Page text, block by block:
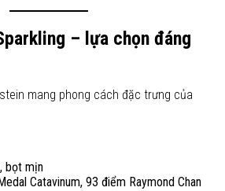
– lựa chọn đáng
mang phong cách đặc trưng của
bọt mịn
Catavinum, 93 điểm Raymond Chan